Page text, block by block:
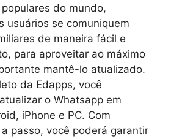
do mundo,
usuários se comuniquem
de maneira fácil e
para aproveitar ao máximo
mantê-lo atualizado.
da Edapps, você
o Whatsapp em
iPhone e PC. Com
passo, você poderá garantir